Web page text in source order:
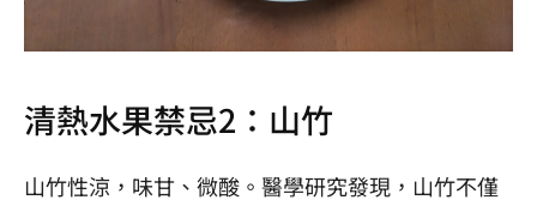
清熱水果禁忌2：山竹
山竹性涼，味甘、微酸。醫學研究發現，山竹不僅